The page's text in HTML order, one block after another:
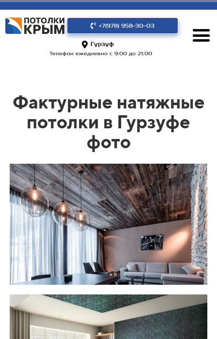
+7(978) 958-30-03
Гурзуф
Телефон ежедневно с 9:00 до 21:00
Фактурные натяжные
потолки в Гурзуфе
фото